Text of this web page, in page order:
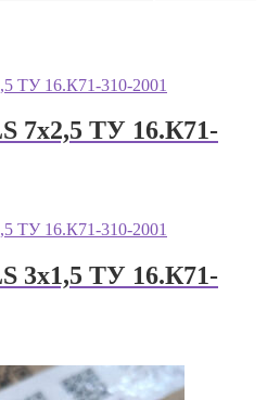
ТУ 16.К71-
ТУ 16.К71-